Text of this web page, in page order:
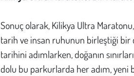
Sonuç olarak, Kilikya Ultra
tarih ve insan ruhunun birleştiği bir
tarihini adımlarken, doğanın
dolu bu parkurlarda her adım, yeni